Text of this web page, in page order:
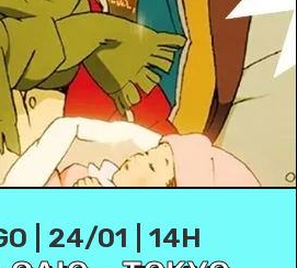
| 24/01 | 14H